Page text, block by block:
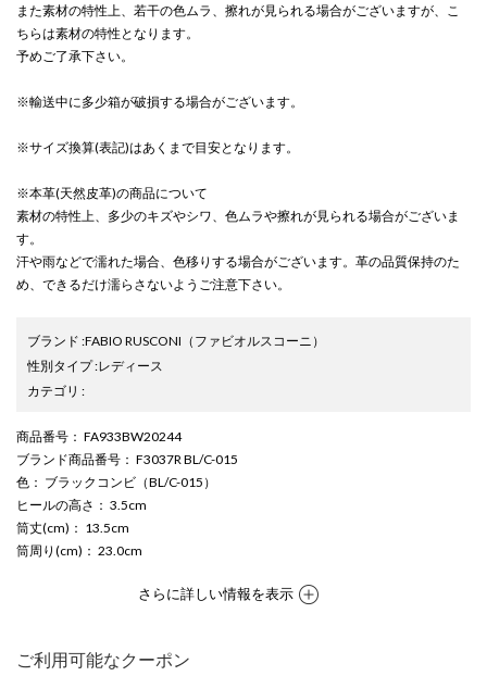
また素材の特性上、若干の色ムラ、擦れが見られる場合がございますが、こ
ちらは素材の特性となります。
予めご了承下さい。
※輸送中に多少箱が破損する場合がございます。
※サイズ換算(表記)はあくまで目安となります。
※本革(天然皮革)の商品について
素材の特性上、多少のキズやシワ、色ムラや擦れが見られる場合がございま
す。
汗や雨などで濡れた場合、色移りする場合がございます。革の品質保持のた
め、できるだけ濡らさないようご注意下さい。
ブランド :FABIO RUSCONI （ファビオルスコーニ）
性別タイプ:レディース
カテゴリ :
商品番号 ： FA933BW20244
ブランド商品番号 ： F3037R BL/C-015
色 ： ブラックコンビ（BL/C-015）
ヒールの高さ ： 3.5cm
筒丈(cm) ： 13.5cm
筒周り(cm) ： 23.0cm
さらに詳しい情報を表示
ご利用可能なクーポン